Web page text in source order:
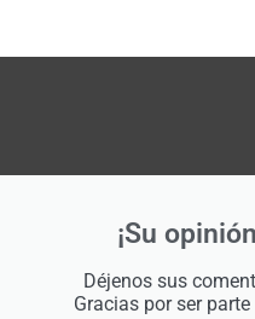
¡Su
Déjenos sus
Gracias por ser